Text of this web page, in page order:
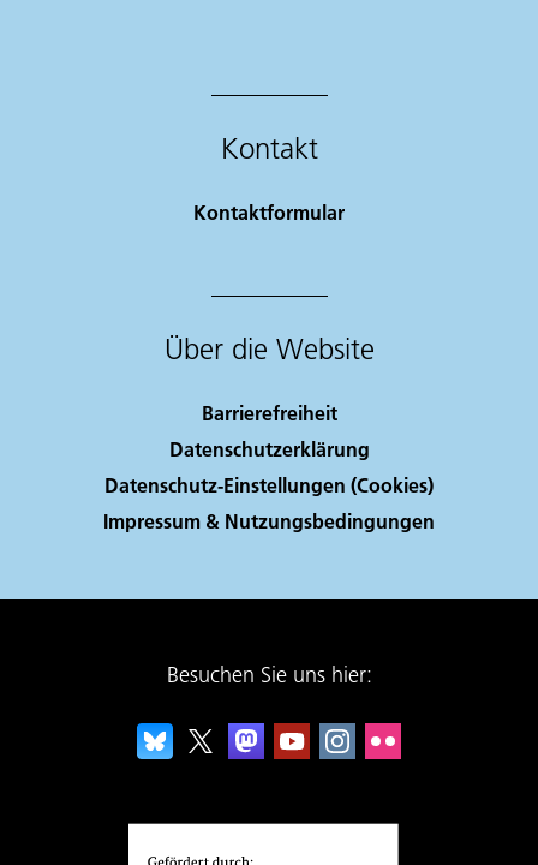
Kontakt
Kontaktformular
Über die Website
Barrierefreiheit
Datenschutzerklärung
Datenschutz-Einstellungen (Cookies)
Impressum & Nutzungsbedingungen
Besuchen Sie uns hier: